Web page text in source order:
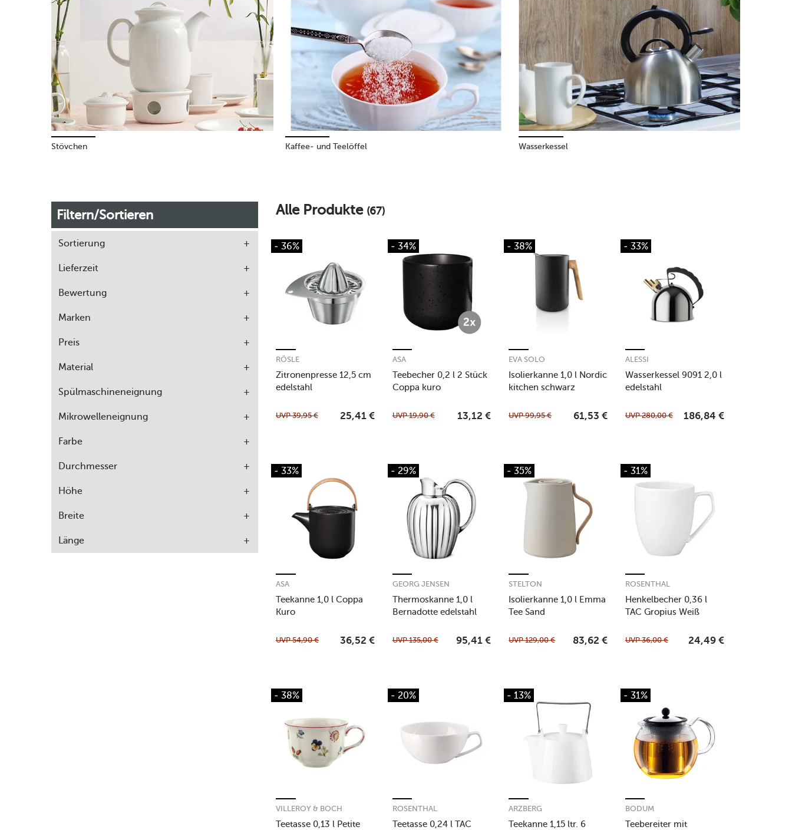
Stövchen Kaffee- und Teelöffel Wasserkessel
Filtern/Sortieren
Sortierung
Lieferzeit
Bewertung
Marken
Preis
Material
Spülmaschineneignung
Mikrowelleneignung
Farbe
Durchmesser
Höhe
Breite
Länge
Alle Produkte (67)
- 36%
Zitronenpresse 12,5 cm
edelstahl
RÖSLE
UVP39,95 € 25,41 €
- 34%
Teebecher 0,2 l 2 Stück
Coppa kuro
ASA
UVP19,90 € 13,12 €
- 38%
Isolierkanne 1,0 l Nordic
kitchen schwarz
EVA SOLO
UVP99,95 € 61,53 €
- 33%
Wasserkessel 9091 2,0 l
edelstahl
ALESSI
UVP280,00 € 186,84 €
- 33%
Teekanne 1,0 l Coppa
Kuro
ASA
UVP54,90 € 36,52 €
- 29%
Thermoskanne 1,0 l
Bernadotte edelstahl
GEORG JENSEN
UVP135,00 € 95,41 €
- 35%
Isolierkanne 1,0 l Emma
Tee Sand
STELTON
UVP129,00 € 83,62 €
- 31%
Henkelbecher 0,36 l
TAC Gropius Weiß
ROSENTHAL
UVP36,00 € 24,49 €
- 38%
Teetasse 0,13 l Petite
VILLEROY & BOCH
- 20%
Teetasse 0,24 l TAC
ROSENTHAL
- 13%
Teekanne 1,15 ltr. 6
ARZBERG
- 31%
Teebereiter mit
BODUM